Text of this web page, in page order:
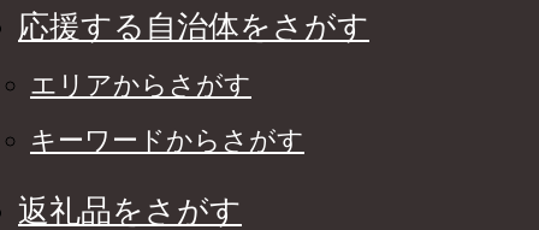
応援する自治体をさがす
エリアからさがす
キーワードからさがす
返礼品をさがす